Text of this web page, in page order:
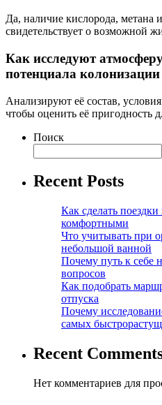
Да, наличие кислорода, метана
свидетельствует о возможной
Как исследуют
потенциала
Анализируют её состав,
чтобы оценить её пригодность
Поиск
Recent Posts
Как сделать
комфортными
Что учитывать при
небольшой ванной
Почему путь к себе
вопросов
Как подобрать
отпуска
Почему
самых
Recent
Нет комментариев для